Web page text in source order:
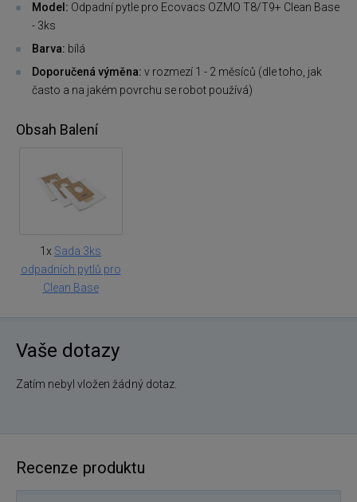
Model: Odpadní pytle pro Ecovacs OZMO T8/T9+ Clean Base
- 3ks
Barva: bílá
Doporučená výměna: v rozmezí 1 - 2 měsíců (dle toho, jak
často a na jakém povrchu se robot používá)
Obsah Balení
1x Sada 3ks
odpadních pytlů pro
Clean Base
Vaše dotazy
Zatím nebyl vložen žádný dotaz.
Recenze produktu